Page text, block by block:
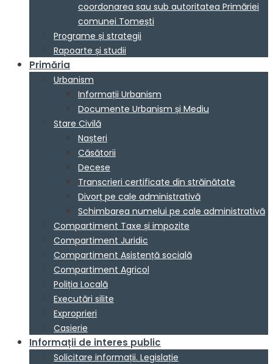
coordonarea sau sub autoritatea Primăriei
comunei Tomești
Programe și strategii
Rapoarte și studii
Primăria
Urbanism
Informații Urbanism
Documente Urbanism și Mediu
Stare Civilă
Nașteri
Căsătorii
Decese
Transcrieri certificate din străinătate
Divorț pe cale administrativă
Schimbarea numelui pe cale administrativă
Compartiment Taxe și impozite
Compartiment Juridic
Compartiment Asistență socială
Compartiment Agricol
Poliția Locală
Executări silite
Exproprieri
Casierie
Informații de interes public
Solicitare informații. Legislație